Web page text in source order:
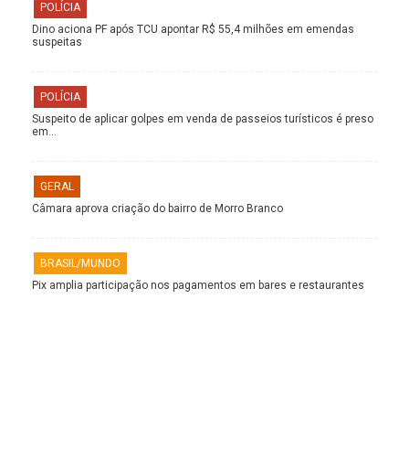
POLÍCIA
Dino aciona PF após TCU apontar R$ 55,4 milhões em emendas
suspeitas
POLÍCIA
Suspeito de aplicar golpes em venda de passeios turísticos é preso
em…
GERAL
Câmara aprova criação do bairro de Morro Branco
BRASIL/MUNDO
Pix amplia participação nos pagamentos em bares e restaurantes